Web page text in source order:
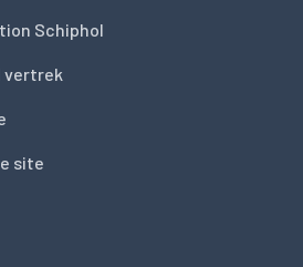
Schiphol
vertrek
site